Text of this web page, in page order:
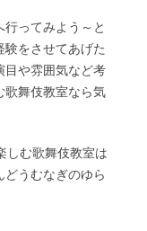
ってみよう～と
をさせてあげた
目や雰囲気など考
歌舞伎教室なら気
しむ歌舞伎教室は
どうむなぎのゆら